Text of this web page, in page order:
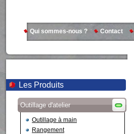
Qui sommes-nous ? Contact
Les Produits
Outillage d'atelier
Outillage à main
Rangement